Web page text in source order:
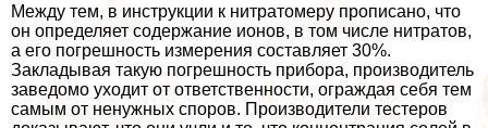
Между тем, в инструкции к нитратомеру прописано, что
он определяет содержание ионов, в том числе нитратов,
а его погрешность измерения составляет 30%.
Закладывая такую погрешность прибора, производитель
заведомо уходит от ответственности, ограждая себя тем
самым от ненужных споров. Производители тестеров